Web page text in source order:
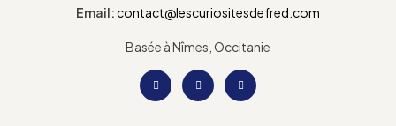
Email:contact@lescuriositesdefred.com
Basée à Nîmes, Occitanie